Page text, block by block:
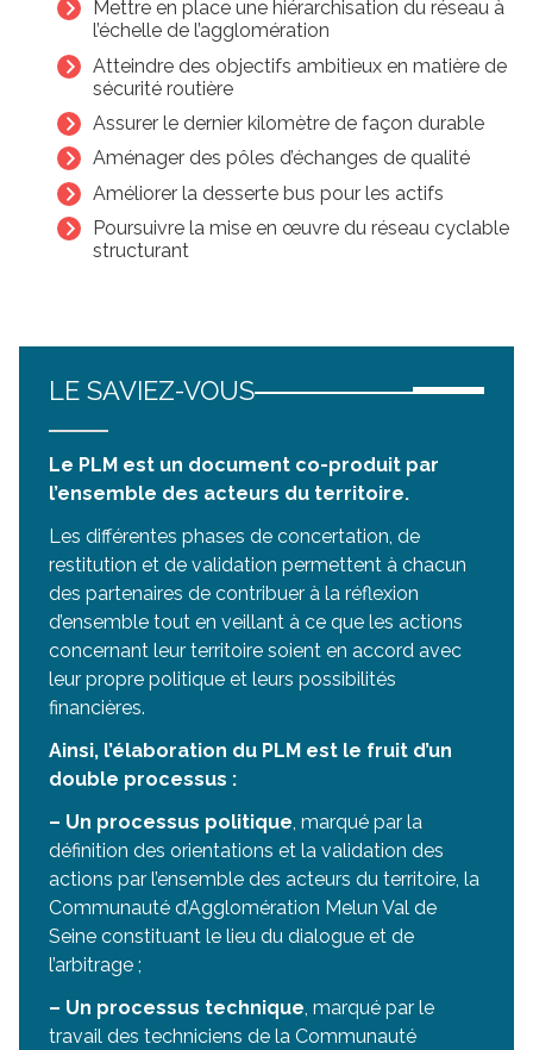
Mettre en place une hiérarchisation du réseau à
l’échelle de l’agglomération
Atteindre des objectifs ambitieux en matière de
sécurité routière
Assurer le dernier kilomètre de façon durable
Aménager des pôles d’échanges de qualité
Améliorer la desserte bus pour les actifs
Poursuivre la mise en œuvre du réseau cyclable
structurant
LE SAVIEZ-VOUS
Le PLM est un document co-produit par
l’ensemble des acteurs du territoire.
Les différentes phases de concertation, de
restitution et de validation permettent à chacun
des partenaires de contribuer à la réflexion
d’ensemble tout en veillant à ce que les actions
concernant leur territoire soient en accord avec
leur propre politique et leurs possibilités
financières.
Ainsi, l’élaboration du PLM est le fruit d’un
double processus :
– Un processus politique, marqué par la
définition des orientations et la validation des
actions par l’ensemble des acteurs du territoire, la
Communauté d’Agglomération Melun Val de
Seine constituant le lieu du dialogue et de
l’arbitrage ;
– Un processus technique, marqué par le
travail des techniciens de la Communauté